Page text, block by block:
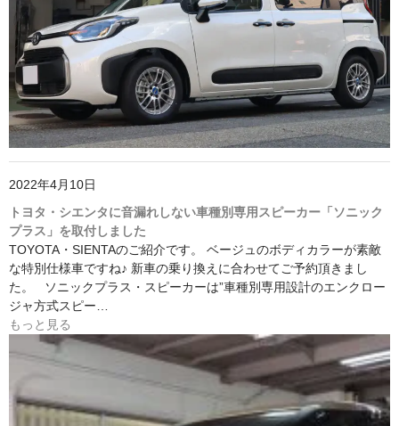
2022年4月10日
トヨタ・シエンタに音漏れしない車種別専用スピーカー「ソニック
プラス」を取付しました
TOYOTA・SIENTAのご紹介です。 ベージュのボディカラーが素敵
な特別仕様車ですね♪ 新車の乗り換えに合わせてご予約頂きまし
た。 ソニックプラス・スピーカーは”車種別専用設計のエンクロー
ジャ方式スピー…
もっと見る